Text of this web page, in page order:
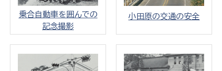
乗合自動車を囲んでの
記念撮影
小田原の交通の安全